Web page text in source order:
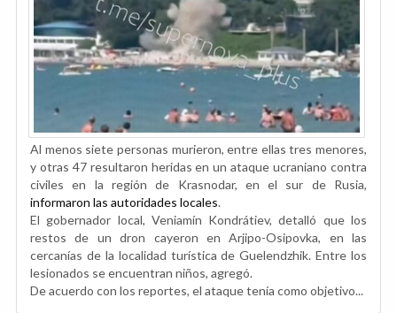
Al menos siete personas murieron, entre ellas tres menores,
y otras 47 resultaron heridas en un ataque ucraniano contra
civiles en la región de Krasnodar, en el sur de Rusia,
informaron las autoridades locales.
El gobernador local, Veniamín Kondrátiev, detalló que los
restos de un dron cayeron en Arjipo-Osipovka, en las
cercanías de la localidad turística de Guelendzhik. Entre los
lesionados se encuentran niños, agregó.
De acuerdo con los reportes, el ataque tenía como objetivo...